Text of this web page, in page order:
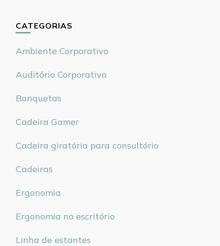
CATEGORIAS
Ambiente Corporativo
Auditório Corporativo
Banquetas
Cadeira Gamer
Cadeira giratória para consultório
Cadeiras
Ergonomia
Ergonomia no escritório
Linha de estantes